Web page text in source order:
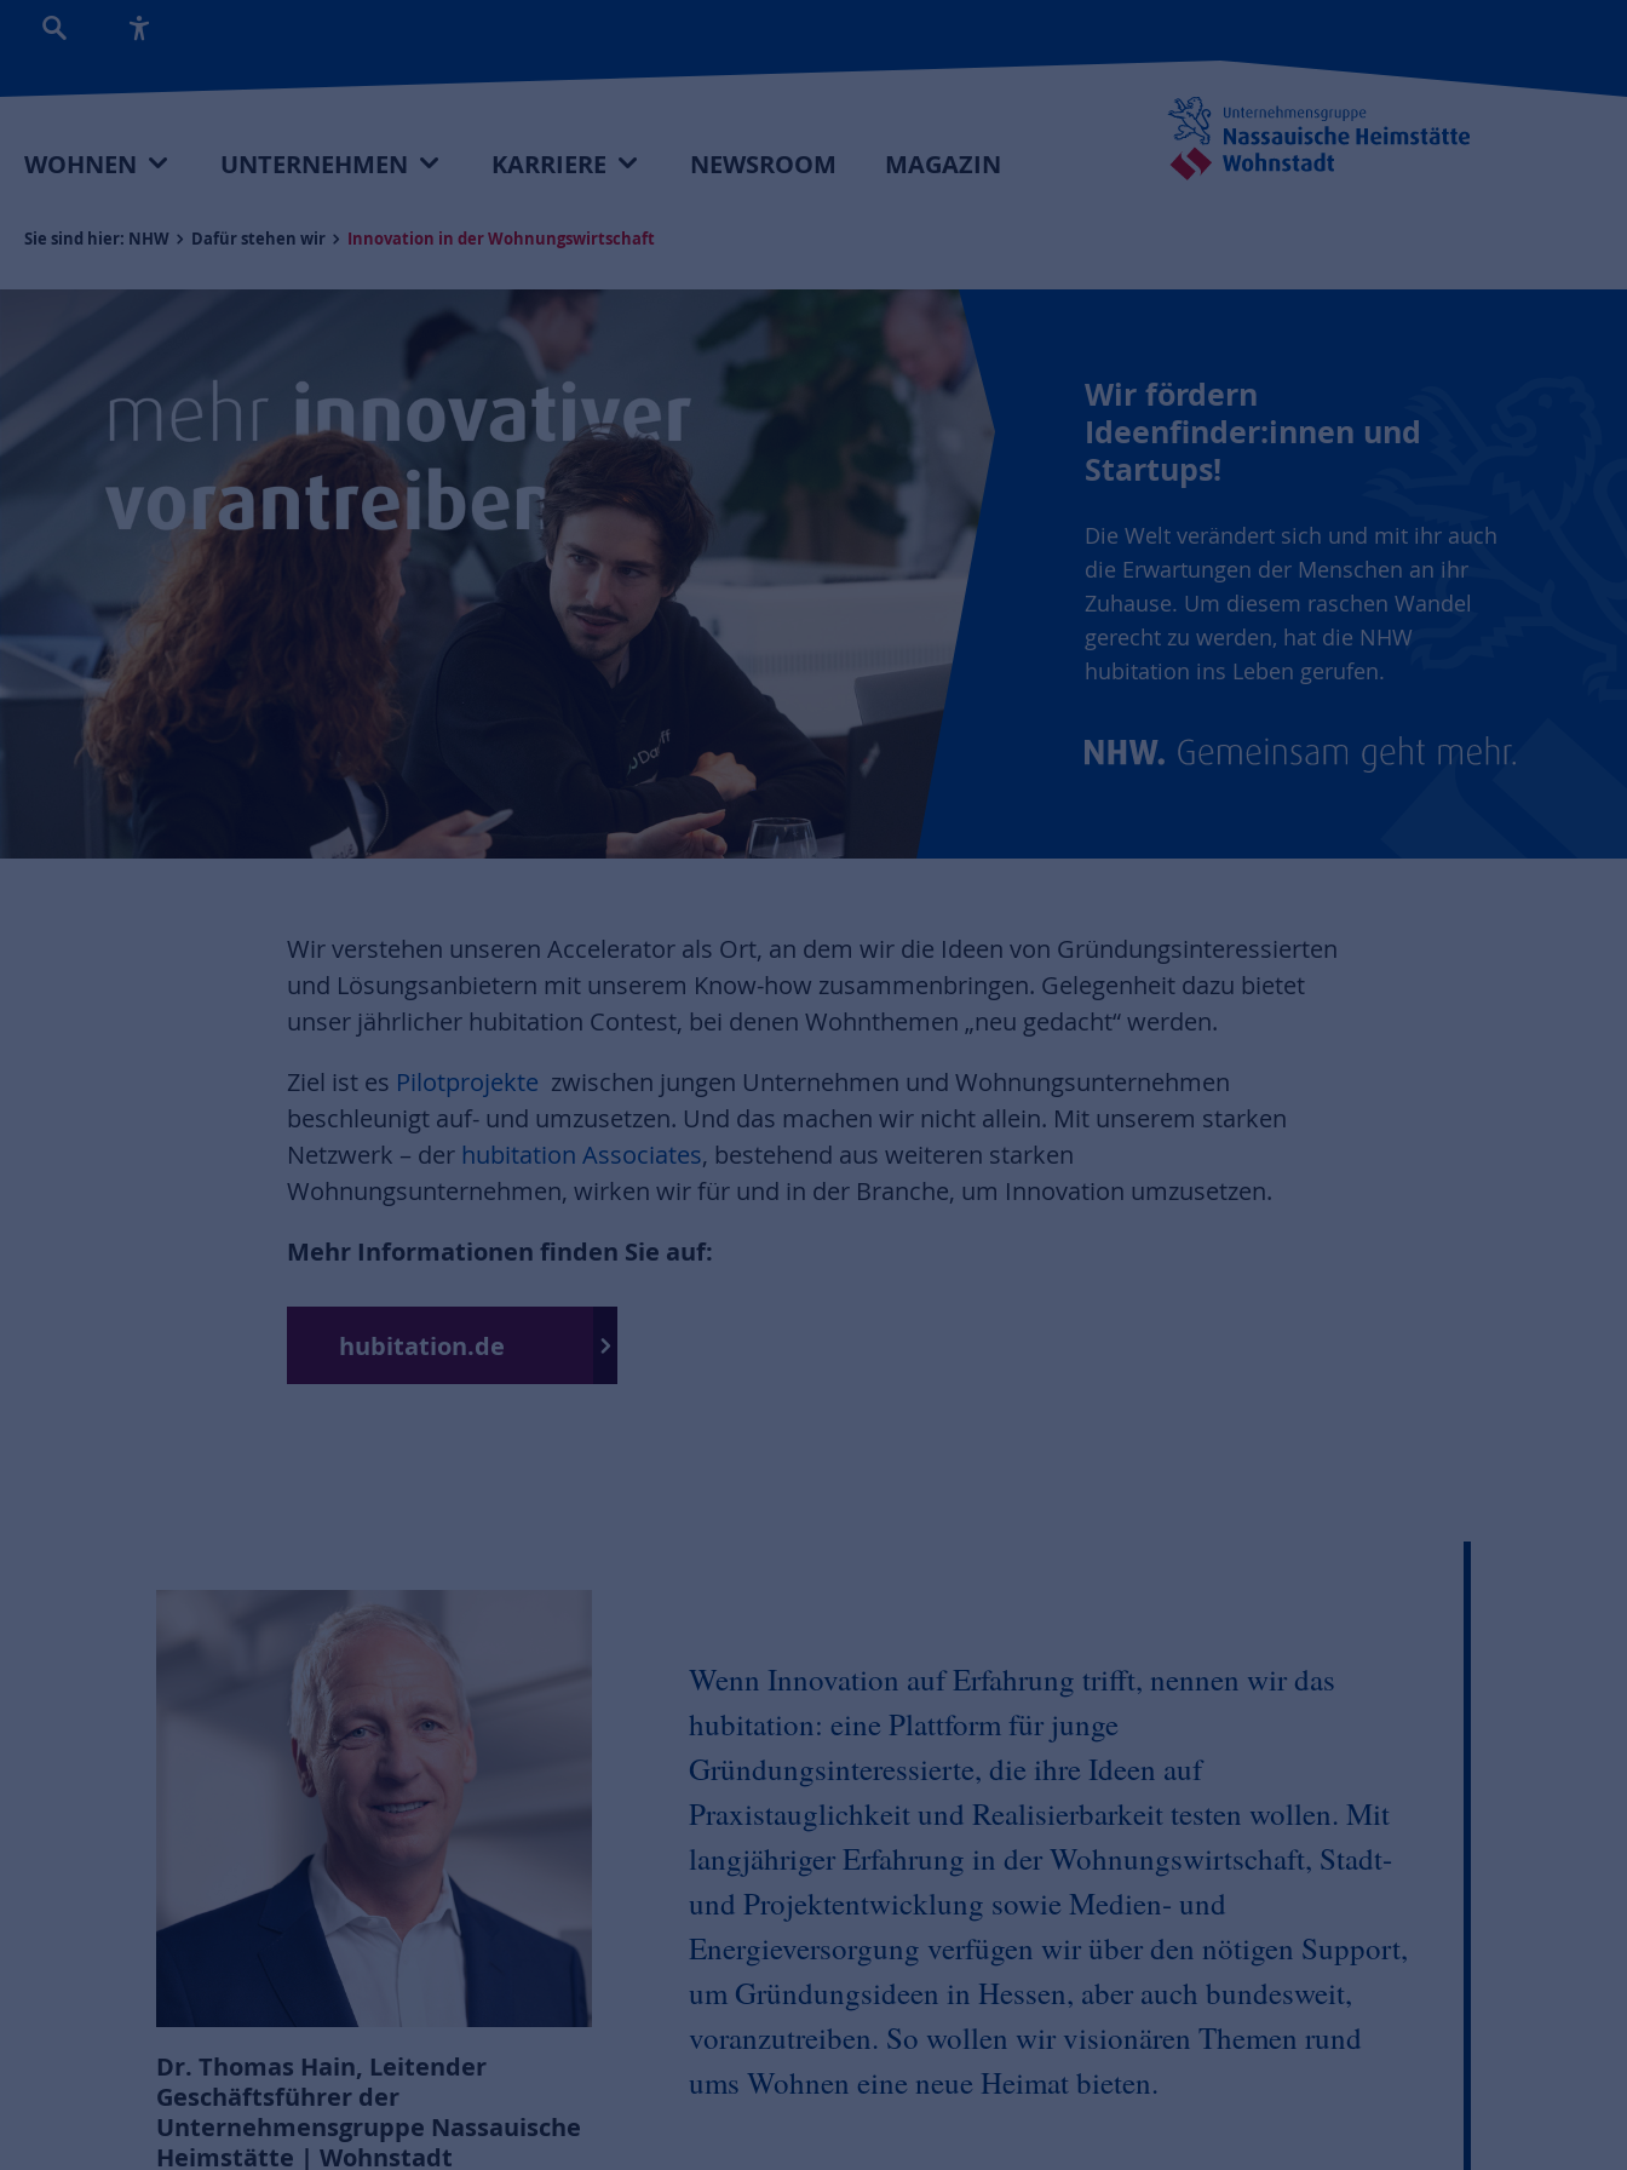
WOHNEN UNTERNEHMEN KARRIERE NEWSROOM MAGAZIN
Sie sind hier: NHW Dafür stehen wir Innovation in der Wohnungswirtschaft
Wir fördern
Ideenfinder:innen und
Startups!
Die Welt verändert sich und mit ihr auch
die Erwartungen der Menschen an ihr
Zuhause. Um diesem raschen Wandel
gerecht zu werden, hat die NHW
hubitation ins Leben gerufen.
Wir verstehen unseren Accelerator als Ort, an dem wir die Ideen von Gründungsinteressierten
und Lösungsanbietern mit unserem Know-how zusammenbringen. Gelegenheit dazu bietet
unser jährlicher hubitation Contest, bei denen Wohnthemen „neu gedacht“ werden.
Ziel ist es Pilotprojekte zwischen jungen Unternehmen und Wohnungsunternehmen
beschleunigt auf- und umzusetzen. Und das machen wir nicht allein. Mit unserem starken
Netzwerk – der hubitation Associates, bestehend aus weiteren starken
Wohnungsunternehmen, wirken wir für und in der Branche, um Innovation umzusetzen.
Mehr Informationen finden Sie auf:
hubitation.de
Dr. Thomas Hain, Leitender
Geschäftsführer der
Unternehmensgruppe Nassauische
Heimstätte | Wohnstadt
Wenn Innovation auf Erfahrung trifft, nennen wir das
hubitation: eine Plattform für junge
Gründungsinteressierte, die ihre Ideen auf
Praxistauglichkeit und Realisierbarkeit testen wollen. Mit
langjähriger Erfahrung in der Wohnungswirtschaft, Stadt-
und Projektentwicklung sowie Medien- und
Energieversorgung verfügen wir über den nötigen Support,
um Gründungsideen in Hessen, aber auch bundesweit,
voranzutreiben. So wollen wir visionären Themen rund
ums Wohnen eine neue Heimat bieten.